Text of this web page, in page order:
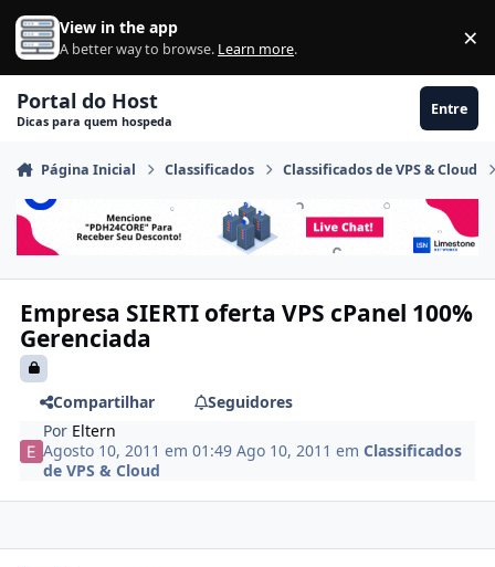
Ir para conteúdo
View in the app
A better way to browse. Learn more. ×
Portal do Host
Dicas para quem hospeda
Entre
Página Inicial Classificados Classificados de VPS & Cloud
Empresa SIERTI oferta VPS cPanel 100%
Gerenciada
Compartilhar
Seguidores
Por Eltern
Agosto 10, 2011 em 01:49Ago 10, 2011 emClassificados
de VPS & Cloud